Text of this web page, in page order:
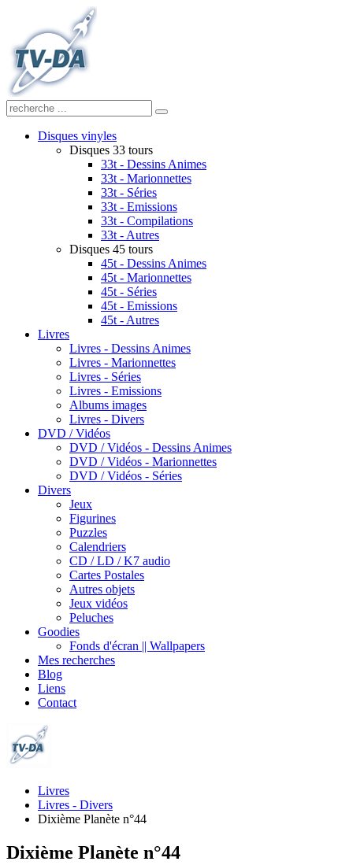
Disques vinyles
Disques 33 tours
33t - Dessins Animes
33t - Marionnettes
33t - Séries
33t - Emissions
33t - Compilations
33t - Autres
Disques 45 tours
45t - Dessins Animes
45t - Marionnettes
45t - Séries
45t - Emissions
45t - Autres
Livres
Livres - Dessins Animes
Livres - Marionnettes
Livres - Séries
Livres - Emissions
Albums images
Livres - Divers
DVD / Vidéos
DVD / Vidéos - Dessins Animes
DVD / Vidéos - Marionnettes
DVD / Vidéos - Séries
Divers
Jeux
Figurines
Puzzles
Calendriers
CD / LD / K7 audio
Cartes Postales
Autres objets
Jeux vidéos
Peluches
Goodies
Fonds d'écran || Wallpapers
Mes recherches
Blog
Liens
Contact
Livres
Livres - Divers
Dixième Planète n°44
Dixième Planète n°44